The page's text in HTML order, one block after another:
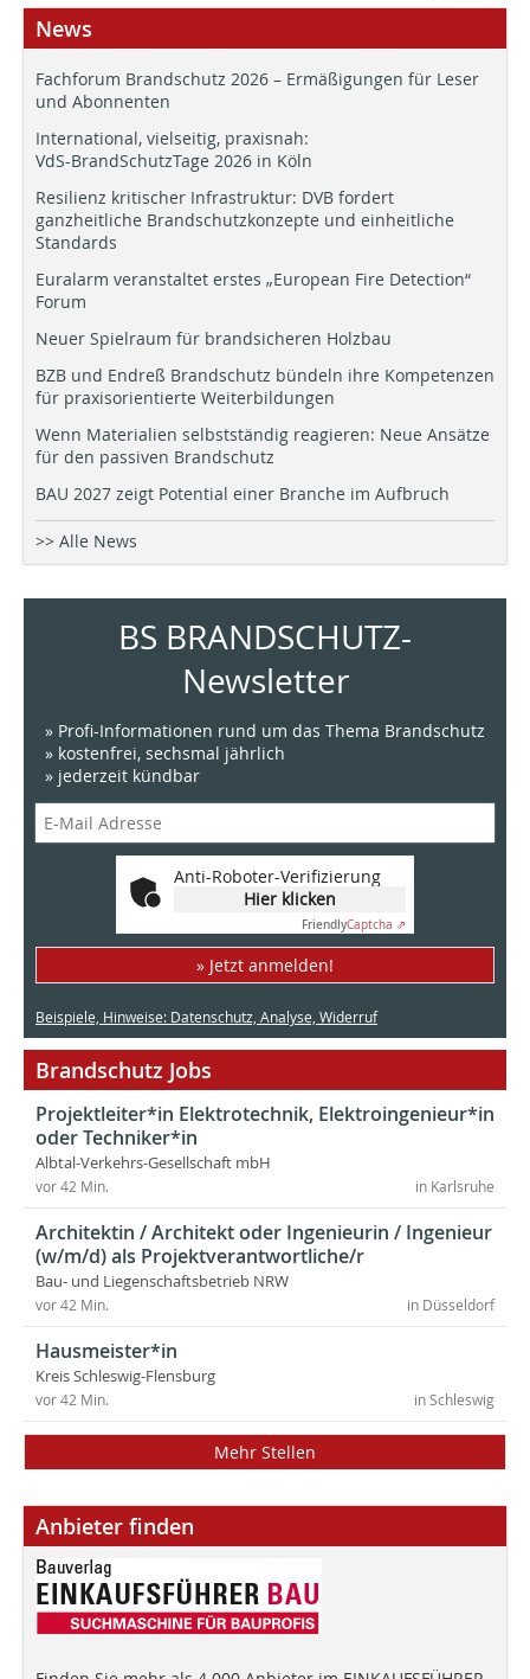
News
Fachforum Brandschutz 2026 – Ermäßigungen für Leser
und Abonnenten
International, vielseitig, praxisnah:
VdS-BrandSchutzTage 2026 in Köln
Resilienz kritischer Infrastruktur: DVB fordert
ganzheitliche Brandschutzkonzepte und einheitliche
Standards
Euralarm veranstaltet erstes „European Fire Detection“
Forum
Neuer Spielraum für brandsicheren Holzbau
BZB und Endreß Brandschutz bündeln ihre Kompetenzen
für praxisorientierte Weiterbildungen
Wenn Materialien selbstständig reagieren: Neue Ansätze
für den passiven Brandschutz
BAU 2027 zeigt Potential einer Branche im Aufbruch
>> Alle News
BS BRANDSCHUTZ-
Newsletter
» Profi-Informationen rund um das Thema Brandschutz
» kostenfrei, sechsmal jährlich
» jederzeit kündbar
Anti-Roboter-Verifizierung
Hier klicken
FriendlyCaptcha ⇗
» Jetzt anmelden!
Beispiele, Hinweise: Datenschutz, Analyse, Widerruf
Brandschutz Jobs
Projektleiter*in Elektrotechnik, Elektroingenieur*in
oder Techniker*in
Albtal-Verkehrs-Gesellschaft mbH
in Karlsruhe
vor 42 Min.
Architektin / Architekt oder Ingenieurin / Ingenieur
(w/m/d) als Projektverantwortliche/r
Bau- und Liegenschaftsbetrieb NRW
in Düsseldorf
vor 42 Min.
Hausmeister*in
Kreis Schleswig-Flensburg
in Schleswig
vor 42 Min.
Mehr Stellen
Anbieter finden